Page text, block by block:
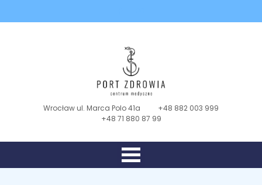
Wrocław ul. Marca Polo 41a
+48 882 003 999
+48 71 880 87 99